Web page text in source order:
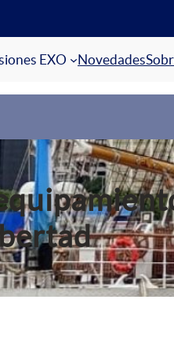
EXO Novedades